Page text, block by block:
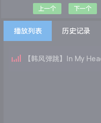
上一个 下一个
播放列表 历史记录
【韩风弹跳】In My